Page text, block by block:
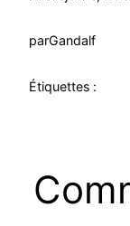
parGandalf
Étiquettes :